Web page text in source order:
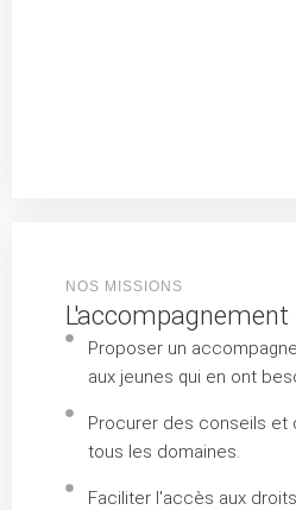
NOS MISSIONS
L'accompagnement
Proposer un
aux jeunes qui en ont
Procurer des conseils et
tous les domaines.
Faciliter l'accès aux